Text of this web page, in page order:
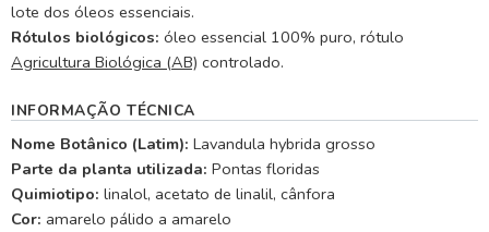
lote dos óleos essenciais.
Rótulos biológicos: óleo essencial 100% puro, rótulo
Agricultura Biológica (AB) controlado.
INFORMAÇÃO TÉCNICA
Nome Botânico (Latim): Lavandula hybrida grosso
Parte da planta utilizada: Pontas floridas
Quimiotipo: linalol, acetato de linalil, cânfora
Cor: amarelo pálido a amarelo